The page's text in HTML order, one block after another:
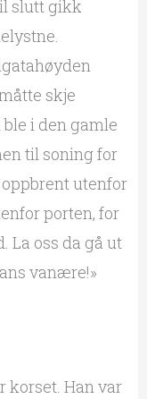
slutt gikk
skje
i den gamle
til soning for
utenfor
porten, for
La oss da gå ut
vanære!»
korset. Han var